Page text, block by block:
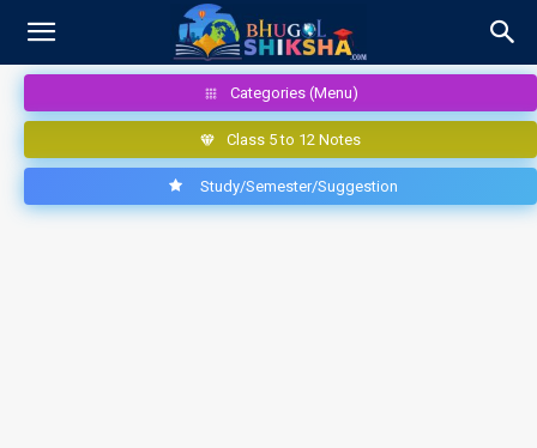
Categories (Menu)
Class 5 to 12 Notes
Study/Semester/Suggestion